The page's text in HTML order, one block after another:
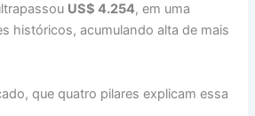
US$ 4.254, em uma
históricos, acumulando alta de mais
que quatro pilares explicam essa